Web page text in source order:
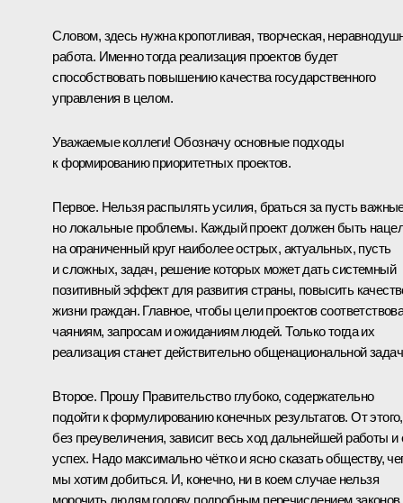
Словом, здесь нужна кропотливая, творческая,
работа. Именно тогда реализация проектов будет
способствовать повышению качества государственного
управления в целом.
Уважаемые коллеги! Обозначу основные подходы
к формированию приоритетных проектов.
Первое. Нельзя распылять усилия, браться за пусть
но локальные проблемы. Каждый проект должен быть
на ограниченный круг наиболее острых, актуальных, пусть
и сложных, задач, решение которых может дать системный
позитивный эффект для развития страны, повысить
жизни граждан. Главное, чтобы цели проектов
чаяниям, запросам и ожиданиям людей. Только тогда их
реализация станет действительно общенациональной
Второе. Прошу Правительство глубоко, содержательно
подойти к формулированию конечных результатов. От этого,
без преувеличения, зависит весь ход дальнейшей работы и
успех. Надо максимально чётко и ясно сказать обществу,
мы хотим добиться. И, конечно, ни в коем случае нельзя
морочить людям голову подробным перечислением законов,